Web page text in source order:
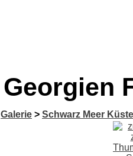
Georgien
Galerie > Schwarz Meer